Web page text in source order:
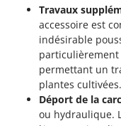
Travaux
accessoire est
indésirable
particulièrement
permettant un
plantes cultivées.
Déport de la
ou hydraulique.